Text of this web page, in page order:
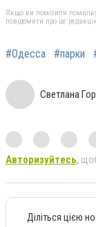
Якщо ви помітили
повідомити про це
#Одесса #парки
Светлана
Авторизуйтесь,
Діліться цією